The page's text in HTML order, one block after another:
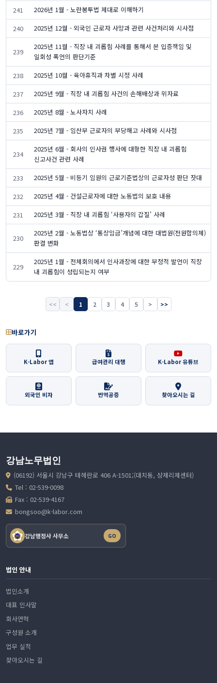
241 2026년 1월 - 노란봉투법 제대로 이해하기
240 2025년 12월 - 외국인 근로자 사망과 관련 사건처리와 시사점
239
2025년 11월 - 직장 내 괴롭힘 사례를 통해서 본 입증책임 및
일회성 폭언의 판단기준
238 2025년 10월 - 육아휴직과 차별 시정 사례
237 2025년 9월 - 직장 내 괴롭힘 사건의 손해배상과 위자료
236 2025년 8월 - 노사자치 사례
235 2025년 7월 - 임산부 근로자의 부당해고 사례와 시사점
234
2025년 6월 - 회사의 인사권 행사에 대항한 직장 내 괴롭힘
신고사건 관련 사례
233 2025년 5월 - 비등기 임원의 근로기준법상의 근로자성 판단 잣대
232 2025년 4월 - 건설근로자에 대한 노동법의 보호 내용
231 2025년 3월 - 직장 내 괴롭힘 ‘사용자의 갑질’ 사례
230
2025년 2월 - 노동법상 ‘통상임금’개념에 대한 대법원(전원합의체)
판결 변화
229
2025년 1월 - 전체회의에서 인사과장에 대한 부정적 발언이 직장
내 괴롭힘이 성립되는지 여부
<< < 1 2 3 4 5 > >>
바로가기
K-Labor 앱 급여관리 대행 K-Labor 유튜브
외국인 비자 번역공증 찾아오시는 길
강남노무법인
(06192) 서울시 강남구 테헤란로 406 A-1501;(대치동, 샹제리제센터)
Tel : 02-539-0098
Fax : 02-539-4167
bongsoo@k-labor.com
강남행정사 사무소 GO
법인 안내
법인소개
대표 인사말
회사연혁
구성원 소개
업무 실적
찾아오시는 길